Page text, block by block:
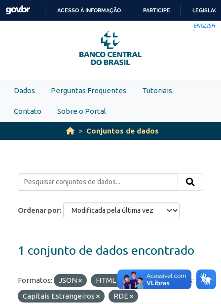
Skip to main content
PARA
O
CONTEÚDO
ACESSO À INFORMAÇÃO PARTICIPE
ENGLISH
Dados Perguntas Frequentes Tutoriais
Contato Sobre o Portal
Conjuntos de dados
Ordenar por
1 conjunto de dados encontrado
Formatos: JSON HTML API
Etiquetas:
Capitais Estrangeiros
RDE